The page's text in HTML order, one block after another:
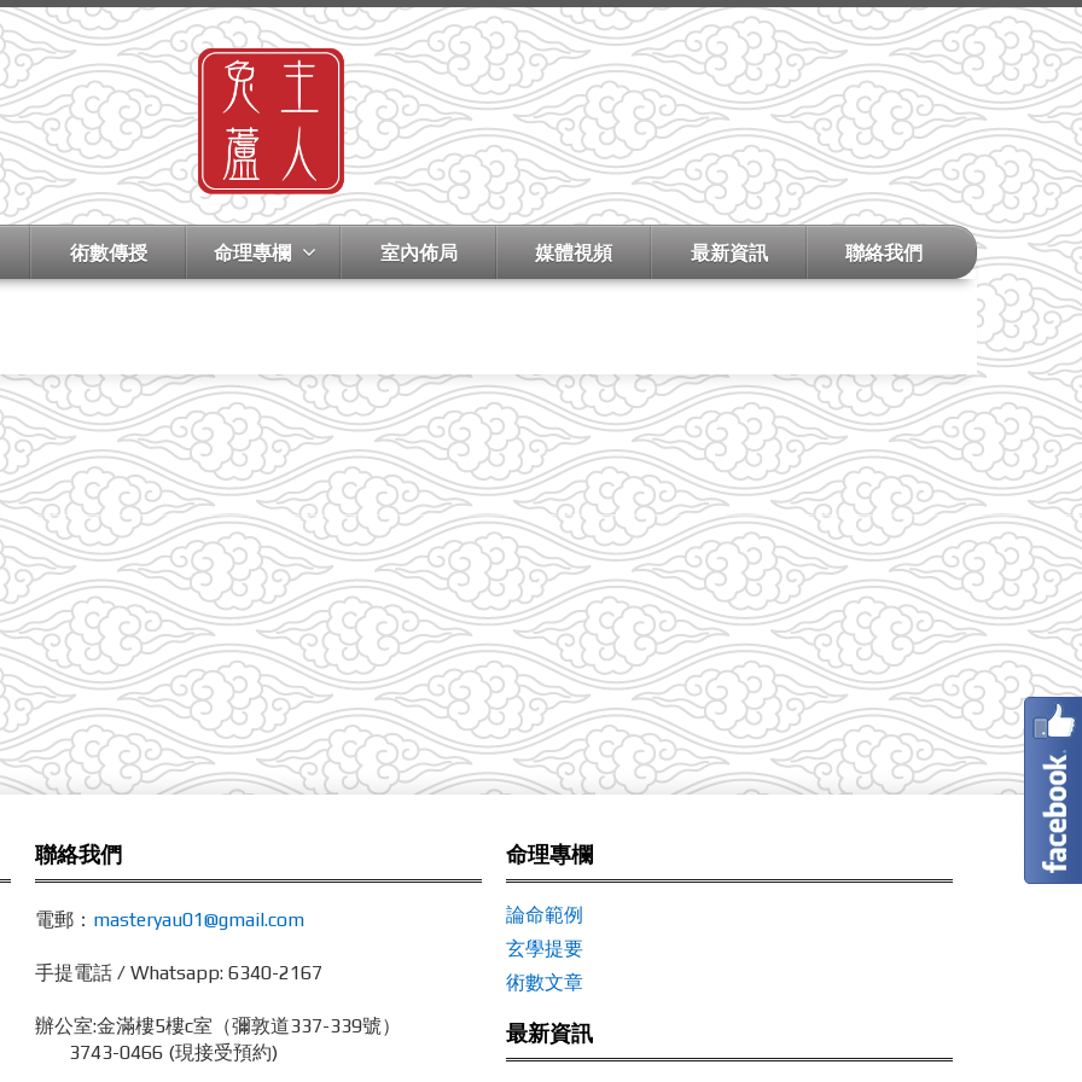
術數傳授 命理專欄 室內佈局 媒體視頻 最新資訊 聯絡我們
聯絡我們
電郵： masteryau01@gmail.com
手提電話 / Whatsapp: 6340-2167
辦公室:金滿樓5樓c室（彌敦道337-339號）
3743-0466 (現接受預約)
命理專欄
論命範例
玄學提要
術數文章
最新資訊